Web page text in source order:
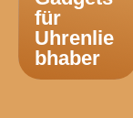
für
Uhrenlie
bhaber